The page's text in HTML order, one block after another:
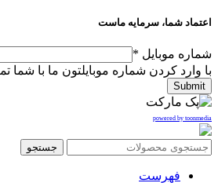
اعتماد شما، سرمایه ماست
شماره موبایل *
با وارد کردن شماره موبایلتون ما با شما
Submit
powered by toonmedia
جستجو
فهرست